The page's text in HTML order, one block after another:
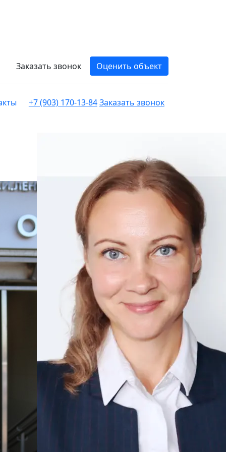
Заказать звонок
Оценить объект
+7 (903) 170-13-84Заказать звонок